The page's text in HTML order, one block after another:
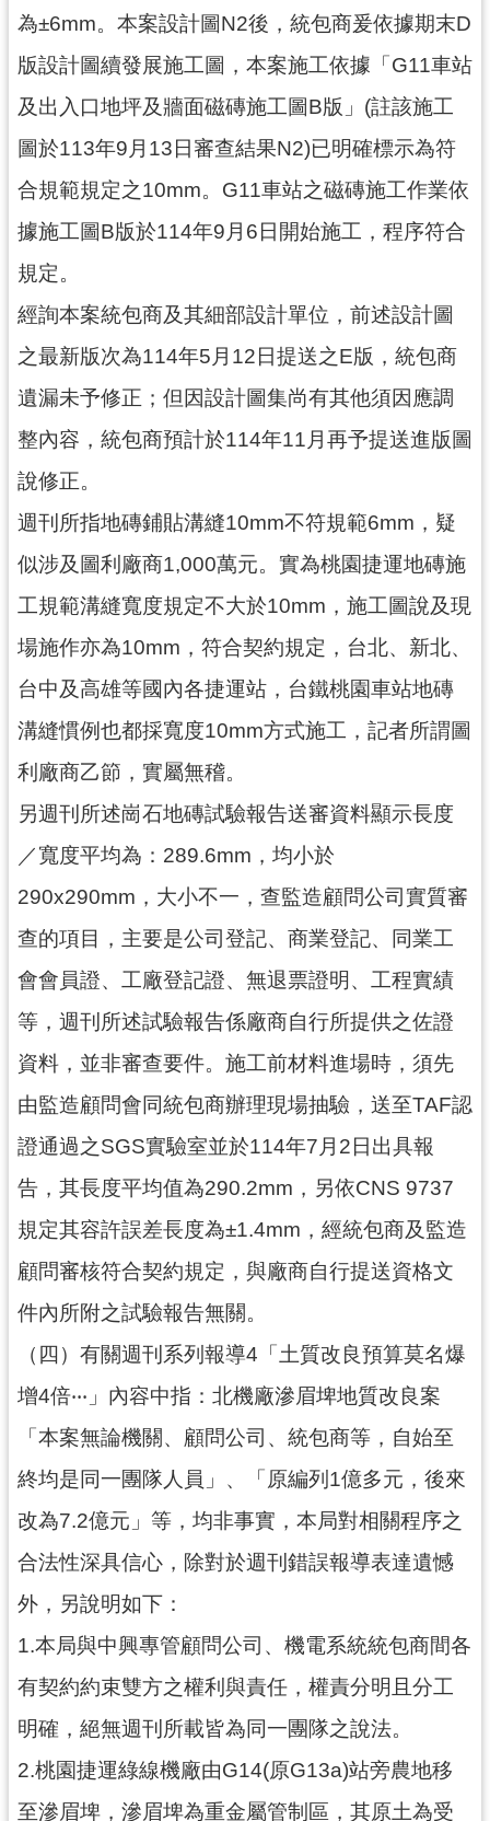
為±6mm。本案設計圖N2後，統包商爰依據期末D
版設計圖續發展施工圖，本案施工依據「G11車站
及出入口地坪及牆面磁磚施工圖B版」(註該施工
圖於113年9月13日審查結果N2)已明確標示為符
合規範規定之10mm。G11車站之磁磚施工作業依
據施工圖B版於114年9月6日開始施工，程序符合
規定。
經詢本案統包商及其細部設計單位，前述設計圖
之最新版次為114年5月12日提送之E版，統包商
遺漏未予修正；但因設計圖集尚有其他須因應調
整內容，統包商預計於114年11月再予提送進版圖
說修正。
週刊所指地磚鋪貼溝縫10mm不符規範6mm，疑
似涉及圖利廠商1,000萬元。實為桃園捷運地磚施
工規範溝縫寬度規定不大於10mm，施工圖說及現
場施作亦為10mm，符合契約規定，台北、新北、
台中及高雄等國內各捷運站，台鐵桃園車站地磚
溝縫慣例也都採寬度10mm方式施工，記者所謂圖
利廠商乙節，實屬無稽。
另週刊所述崗石地磚試驗報告送審資料顯示長度
／寬度平均為：289.6mm，均小於
290x290mm，大小不一，查監造顧問公司實質審
查的項目，主要是公司登記、商業登記、同業工
會會員證、工廠登記證、無退票證明、工程實績
等，週刊所述試驗報告係廠商自行所提供之佐證
資料，並非審查要件。施工前材料進場時，須先
由監造顧問會同統包商辦理現場抽驗，送至TAF認
證通過之SGS實驗室並於114年7月2日出具報
告，其長度平均值為290.2mm，另依CNS 9737
規定其容許誤差長度為±1.4mm，經統包商及監造
顧問審核符合契約規定，與廠商自行提送資格文
件內所附之試驗報告無關。
（四）有關週刊系列報導4「土質改良預算莫名爆
增4倍‧‧‧」內容中指：北機廠滲眉埤地質改良案
「本案無論機關、顧問公司、統包商等，自始至
終均是同一團隊人員」、「原編列1億多元，後來
改為7.2億元」等，均非事實，本局對相關程序之
合法性深具信心，除對於週刊錯誤報導表達遺憾
外，另說明如下：
1.本局與中興專管顧問公司、機電系統統包商間各
有契約約束雙方之權利與責任，權責分明且分工
明確，絕無週刊所載皆為同一團隊之說法。
2.桃園捷運綠線機廠由G14(原G13a)站旁農地移
至滲眉埤，滲眉埤為重金屬管制區，其原土為受